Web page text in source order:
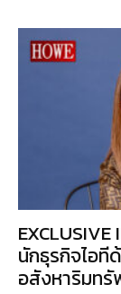
นักธุรกิจไอที
อสังหาริมทรั